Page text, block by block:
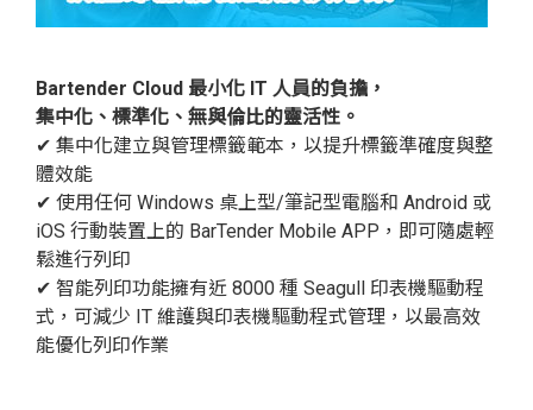
Bartender Cloud 最小化 IT 人員的負擔，
集中化、標準化、無與倫比的靈活性。
✔ 集中化建立與管理標籤範本，以提升標籤準確度與整
體效能
✔ 使用任何 Windows 桌上型/筆記型電腦和 Android 或
iOS 行動裝置上的 BarTender Mobile APP，即可隨處輕
鬆進行列印
✔ 智能列印功能擁有近 8000 種 Seagull 印表機驅動程
式，可減少 IT 維護與印表機驅動程式管理，以最高效
能優化列印作業